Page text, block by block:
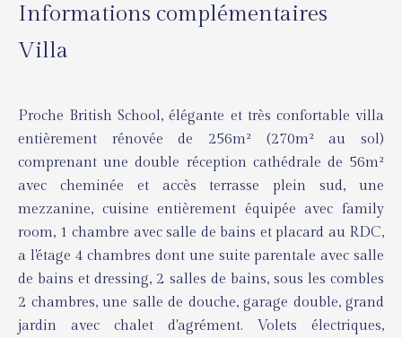
Informations complémentaires
Villa
Proche British School, élégante et très confortable villa
entièrement rénovée de 256m² (270m² au sol)
comprenant une double réception cathédrale de 56m²
avec cheminée et accès terrasse plein sud, une
mezzanine, cuisine entièrement équipée avec family
room, 1 chambre avec salle de bains et placard au RDC,
a l'étage 4 chambres dont une suite parentale avec salle
de bains et dressing, 2 salles de bains, sous les combles
2 chambres, une salle de douche, garage double, grand
jardin avec chalet d'agrément. Volets électriques,